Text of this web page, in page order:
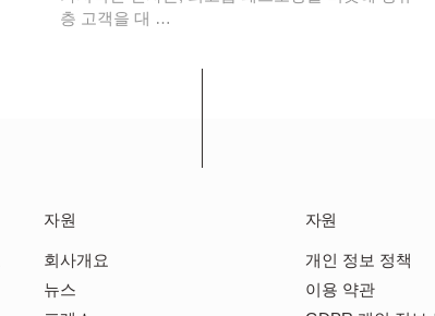
층 고객을 대 …
자원
회사개요
뉴스
자원
개인 정보 정책
이용 약관